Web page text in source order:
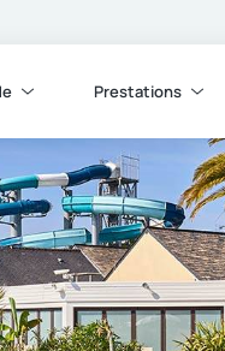
Prestations